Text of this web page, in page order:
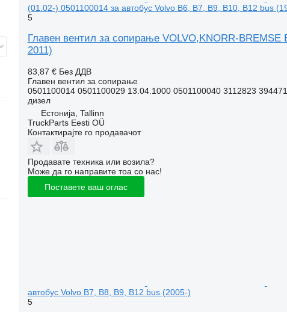
(01.02-) 0501100014 за автобус Volvo B6, B7, B9, B10, B12 bus
5
Главен вентил за сопирање VOLVO,KNORR-
2011)
83,87 € Без ДДВ
Главен вентил за сопирање
0501100014 0501100029 13.04.1000 0501100040 3112823
дизел
Естонија, Tallinn
TruckParts Eesti OÜ
Контактирајте го продавачот
Продавате техника или возила?
Може да го направите тоа со нас!
Поставете ваш оглас
автобус Volvo B7, B8, B9, B12 bus (2005-)
5